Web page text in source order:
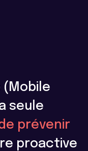
(Mobile
seule
prévenir
proactive